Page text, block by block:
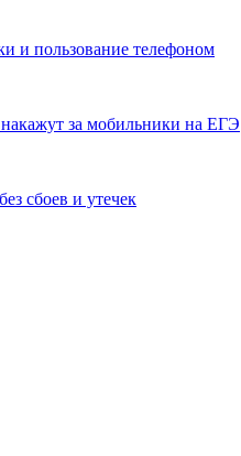
и пользование телефоном
за мобильники на ЕГЭ
сбоев и утечек